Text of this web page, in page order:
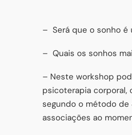
– Será que o sonho é
– Quais os sonhos
– Neste workshop
psicoterapia corporal,
segundo o método de
associações ao